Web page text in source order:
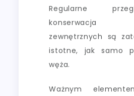
Regularne
konserwacja
zewnętrznych są
istotne, jak samo
węża.
Ważnym